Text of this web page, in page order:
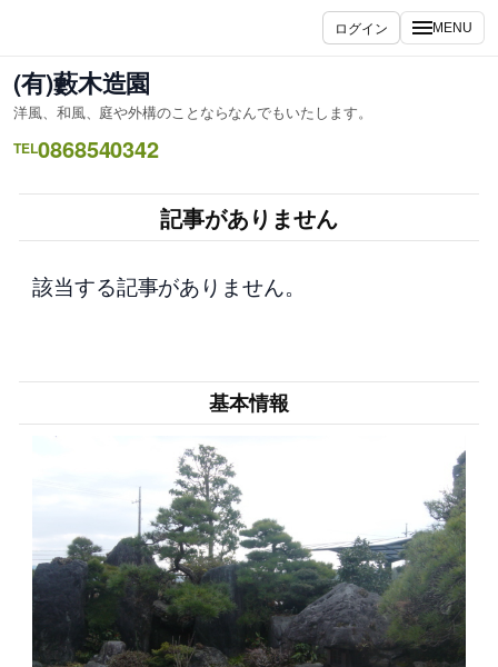
を
ス
キ
ッ
ログイン MENU
(有)藪木造園
洋風、和風、庭や外構のことならなんでもいたします。
TEL0868540342
記事がありません
該当する記事がありません。
基本情報